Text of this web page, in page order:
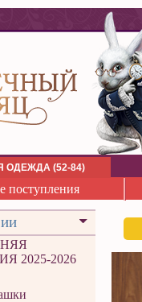
ОДЕЖДА (52-84)
поступления
2025-2026